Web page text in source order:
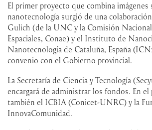
El primer proyecto que combina imágenes
nanotecnología surgió de una
Gulich (de la UNC y la Comisión
Espaciales, Conae) y el Instituto de
Nanotecnología de Cataluña, España
convenio con el Gobierno provincial.
La Secretaría de Ciencia y Tecnología
encargará de administrar los fondos. En
también el ICBIA (Conicet-UNRC) y la
InnovaComunidad.